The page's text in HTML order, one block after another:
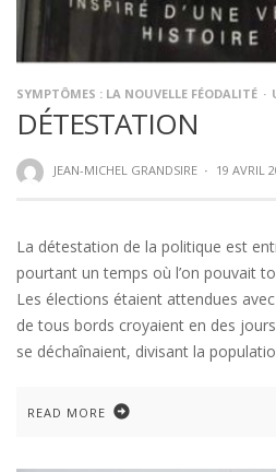
SYMPTÔMES : LA NOUVELLE FÉODALITÉ
DÉTESTATION
JEAN-MICHEL GRANDSIRE · 19 AVRIL
La détestation de la politique est
pourtant un temps où l’on pouvait
Les élections étaient attendues
de tous bords croyaient en des
se déchaînaient, divisant la
READ MORE